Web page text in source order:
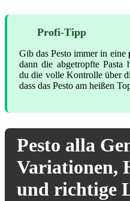
Profi-Tipp
Gib das Pesto immer in eine
dann die abgetropfte Pasta
du die volle Kontrolle über
dass das Pesto am heißen
Pesto alla
Variationen,
und richtige